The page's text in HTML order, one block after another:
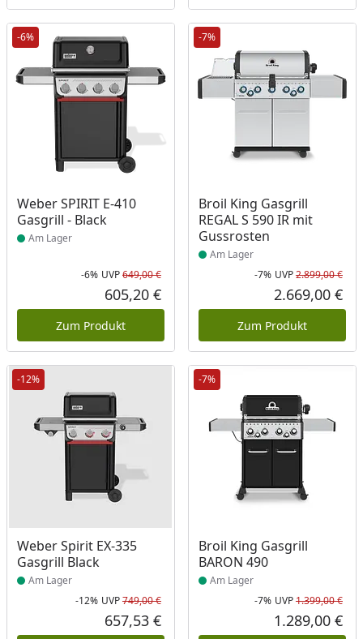
-6%
Weber SPIRIT E-410
Gasgrill - Black
Produkt am Lager
Am Lager
Rabatt in Prozent
-6%
Ursprünglicher Preis
UVP649,00 €
Aktueller Preis
605,20 €
Zum Produkt
-7%
Broil King Gasgrill
REGAL S 590 IR mit
Gussrosten
Produkt am Lager
Am Lager
-7% UVP2.899,00 €
2.669,00 €
Zum Produkt
-12%
Weber Spirit EX-335
Gasgrill Black
Produkt am Lager
Am Lager
Rabatt in Prozent
-12%
Ursprünglicher Preis
UVP749,00 €
Aktueller Preis
657,53 €
-7%
Broil King Gasgrill
BARON 490
Produkt am Lager
Am Lager
-7% UVP1.399,00 €
1.289,00 €